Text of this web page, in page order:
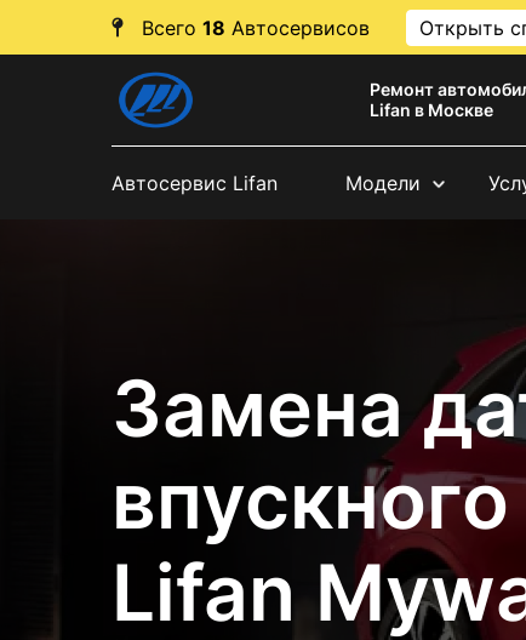
Всего 18 Автосервисов Открыть
Ремонт
Lifan в Москве
Автосервис Lifan Модели
Замена
Lifan